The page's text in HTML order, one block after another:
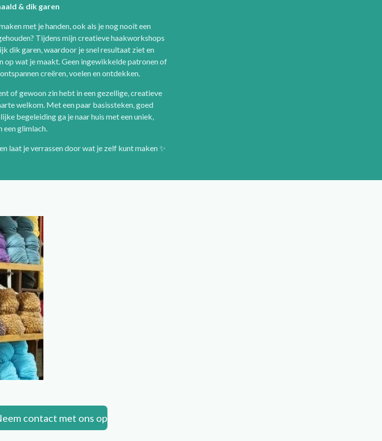
& dik garen
met je handen, ook als je nog nooit een
Tijdens mijn creatieve haakworkshops
dik garen, waardoor je snel resultaat ziet en
op wat je maakt. Geen ingewikkelde patronen of
creëren, voelen en ontdekken.
of gewoon zin hebt in een gezellige, creatieve
welkom. Met een paar basissteken, goed
begeleiding ga je naar huis met een uniek,
een glimlach.
laat je verrassen door wat je zelf kunt maken ✨
contact met ons op